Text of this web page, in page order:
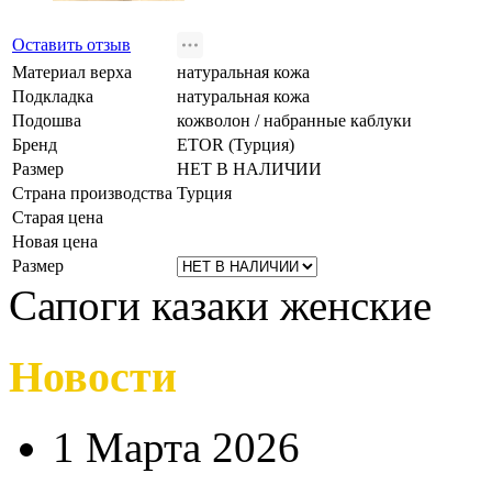
Оставить отзыв
Материал верха
натуральная кожа
Подкладка
натуральная кожа
Подошва
кожволон / набранные каблуки
Бренд
ETOR (Турция)
Размер
НЕТ В НАЛИЧИИ
Страна производства Турция
Старая цена
Новая цена
Размер
Сапоги казаки женские
Новости
1 Марта 2026